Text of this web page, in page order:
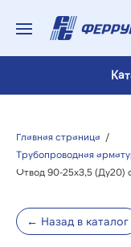
Главная страница /
Трубопроводная
Отвод 90-25х3,5 (Ду20)
← Назад в каталог